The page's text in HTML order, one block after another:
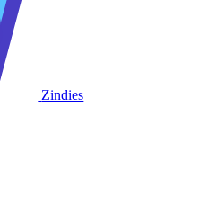
Zindies